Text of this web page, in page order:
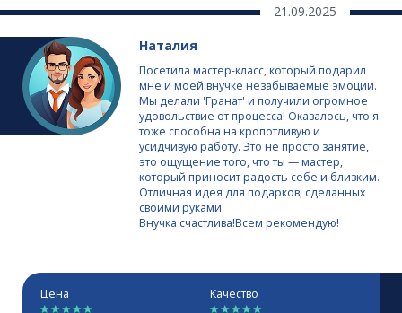
21.09.2025
Наталия
Посетила мастер-класс, который подарил
мне и моей внучке незабываемые эмоции.
Мы делали 'Гранат' и получили огромное
удовольствие от процесса! Оказалось, что я
тоже способна на кропотливую и
усидчивую работу. Это не просто занятие,
это ощущение того, что ты — мастер,
который приносит радость себе и близким.
Отличная идея для подарков, сделанных
своими руками.
Внучка счастлива!Всем рекомендую!
Цена Качество